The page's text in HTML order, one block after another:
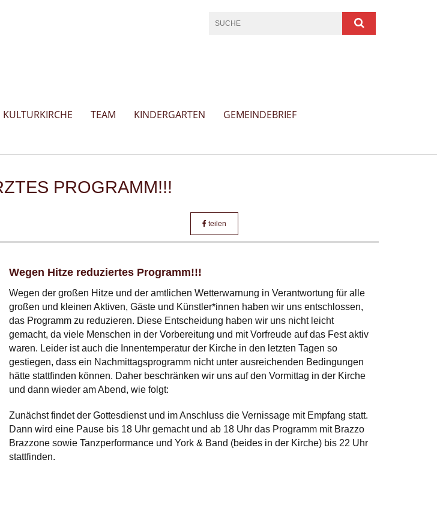
KULTURKIRCHE TEAM KINDERGARTEN
GEMEINDEBRIEF
PROGRAMM!!!
teilen
Wegen Hitze reduziertes Programm!!!
Wegen der großen Hitze und der amtlichen Wetterwarnung in Verantwortung für alle
großen und kleinen Aktiven, Gäste und Künstler*innen haben wir uns entschlossen,
das Programm zu reduzieren. Diese Entscheidung haben wir uns nicht leicht
gemacht, da viele Menschen in der Vorbereitung und mit Vorfreude auf das Fest aktiv
waren. Leider ist auch die Innentemperatur der Kirche in den letzten Tagen so
gestiegen, dass ein Nachmittagsprogramm nicht unter ausreichenden Bedingungen
hätte stattfinden können. Daher beschränken wir uns auf den Vormittag in der Kirche
und dann wieder am Abend, wie folgt:
Zunächst findet der Gottesdienst und im Anschluss die Vernissage mit Empfang statt.
Dann wird eine Pause bis 18 Uhr gemacht und ab 18 Uhr das Programm mit Brazzo
Brazzone sowie Tanzperformance und York & Band (beides in der Kirche) bis 22 Uhr
stattfinden.